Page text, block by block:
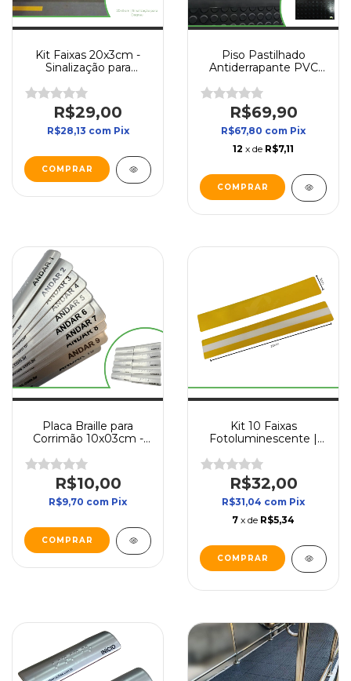
Kit Faixas 20x3cm -
Sinalização para
R$29,00
R$28,13 com Pix
COMPRAR
Piso Pastilhado
Antiderrapante PVC
Borrachas
R$69,90
R$67,80 com Pix
12 x de R$7,11
COMPRAR
Placa Braille para
Corrimão 10x03cm -
Pavimento
R$10,00
R$9,70 com Pix
COMPRAR
Kit 10 Faixas
Fotoluminescente |
para Degrau
R$32,00
R$31,04 com Pix
7 x de R$5,34